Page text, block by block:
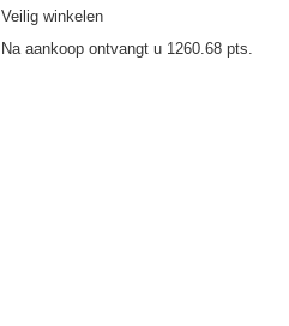
Veilig winkelen
Na aankoop ontvangt u 1260.68 pts.